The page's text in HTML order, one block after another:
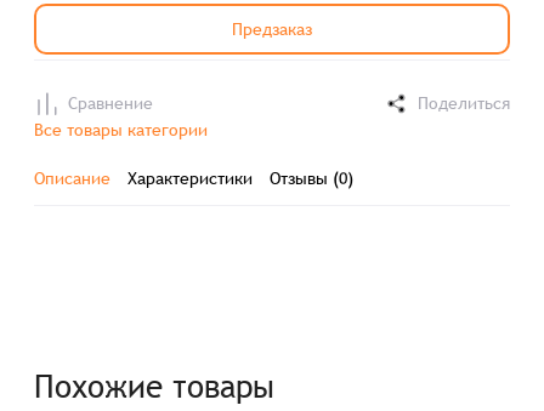
Предзаказ
Сравнение
Поделиться
Все товары категории
Описание Характеристики Отзывы (0)
Похожие товары